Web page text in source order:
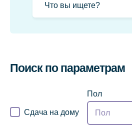
Поиск по параметрам
Сдача на дому
Пол
Пол